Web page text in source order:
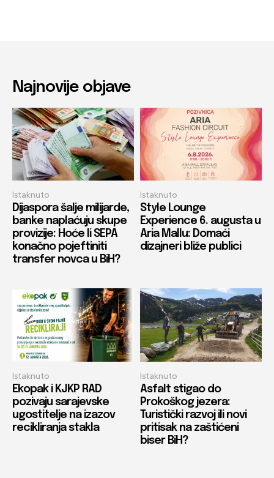
Najnovije objave
Istaknuto
Dijaspora šalje milijarde,
banke naplaćuju skupe
provizije: Hoće li SEPA
konačno pojeftiniti
transfer novca u BiH?
Istaknuto
Style Lounge
Experience 6. augusta u
Aria Mallu: Domaći
dizajneri bliže publici
Istaknuto
Ekopak i KJKP RAD
pozivaju sarajevske
ugostitelje na izazov
recikliranja stakla
Istaknuto
Asfalt stigao do
Prokoškog jezera:
Turistički razvoj ili novi
pritisak na zaštićeni
biser BiH?